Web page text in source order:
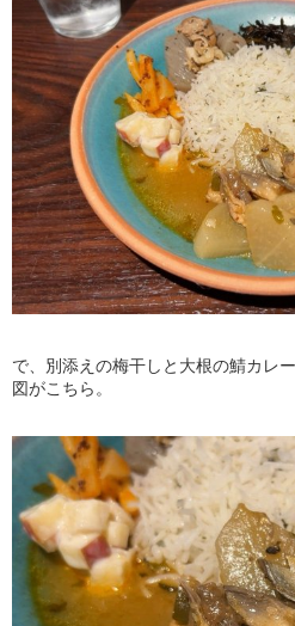
で、別添えの梅干しと大根の鯖カレ
図がこちら。